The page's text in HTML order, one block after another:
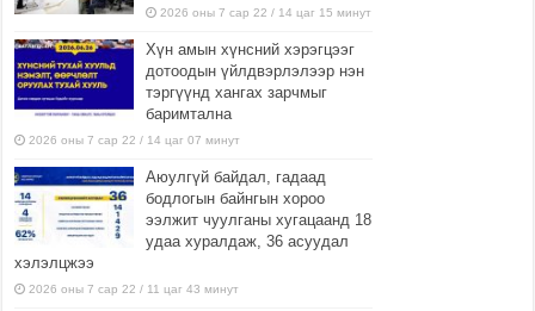
2026 оны 7 сар 22 / 14 цаг 15 минут
Хүн амын хүнсний хэрэгцээг
дотоодын үйлдвэрлэлээр нэн
тэргүүнд хангах зарчмыг
баримтална
2026 оны 7 сар 22 / 14 цаг 07 минут
Аюулгүй байдал, гадаад
бодлогын байнгын хороо
ээлжит чуулганы хугацаанд 18
удаа хуралдаж, 36 асуудал
хэлэлцжээ
2026 оны 7 сар 22 / 11 цаг 43 минут